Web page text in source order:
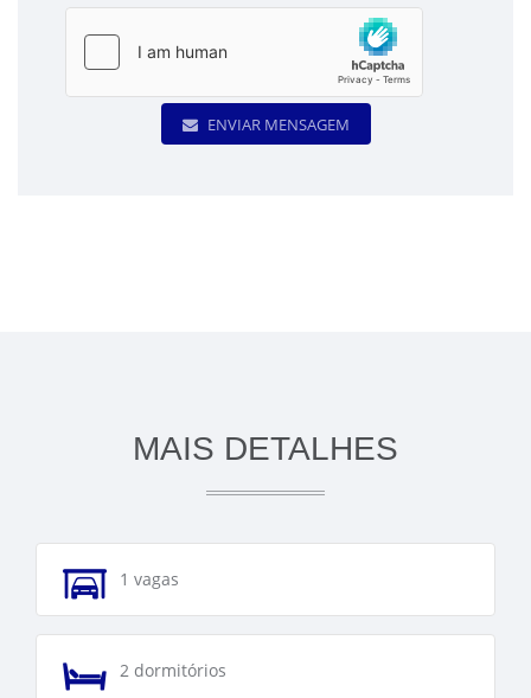
ENVIAR MENSAGEM
MAIS DETALHES
1 vagas
2 dormitórios